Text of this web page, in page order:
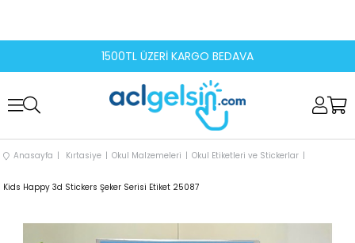
1500TL ÜZERİ KARGO BEDAVA
Anasayfa Kırtasiye Okul Malzemeleri Okul Etiketleri ve Stickerlar
Kids Happy 3d Stickers Şeker Serisi Etiket 25087